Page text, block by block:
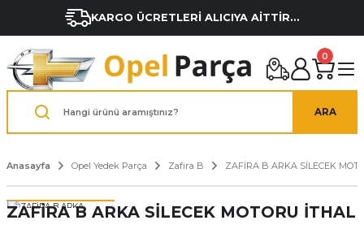
KARGO ÜCRETLERİ ALICIYA AİTTİR...
ARA
0
Anasayfa Opel Yedek Parça Zafira B ZAFİRA B ARKA SİLECEK
ZAFİRA B ARKA SİLECEK MOTORU İTHAL